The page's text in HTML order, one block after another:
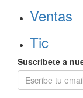
Ventas
Tic
Suscríbete a